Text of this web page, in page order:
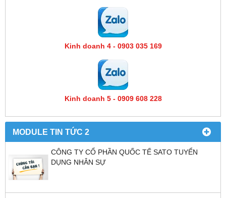
Kinh doanh 4 - 0903 035 169
Kinh doanh 5 - 0909 608 228
MODULE TIN TỨC 2
CÔNG TY CỔ PHẦN QUỐC TẾ SATO TUYỂN
DỤNG NHÂN SỰ